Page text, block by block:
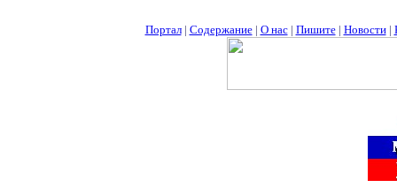
Портал| Содержание| О нас| Пишите| Новости|